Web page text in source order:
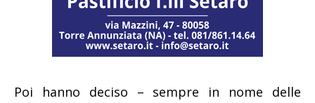
Poi hanno deciso – sempre in nome delle